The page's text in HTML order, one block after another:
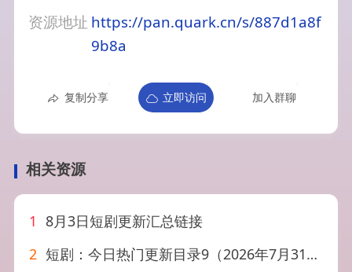
资源地址 https://pan.quark.cn/s/887d1a8f
9b8a
复制分享 立即访问 加入群聊
相关资源
1
8月3日短剧更新汇总链接
2 短剧：今日热门更新目录9（2026年7月31日）